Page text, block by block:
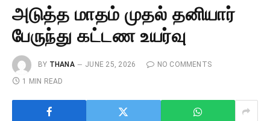
அடுத்த மாதம் முதல் தனியார்
பேருந்து கட்டண உயர்வு
BY THANA JUNE 25, 2026
NO COMMENTS
1 MIN READ